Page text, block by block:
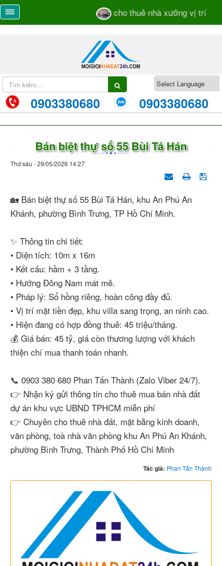
cho thuê nhà xưởng vị trí sát
0903380680 0903380680
Bán biệt thự số 55 Bùi Tá Hán
Thứ sáu - 29/05/2026 14:27
🏡 Bán biệt thự số 55 Bùi Tá Hán, khu An Phú An
Khánh, phường Bình Trưng, TP Hồ Chí Minh.
✨ Thông tin chi tiết:
• Diện tích: 10m x 16m
• Kết cấu: hầm + 3 tầng.
• Hướng Đông Nam mát mẻ.
• Pháp lý: Sổ hồng riêng, hoàn công đầy đủ.
• Vị trí mặt tiền đẹp, khu villa sang trọng, an ninh cao.
• Hiện đang có hợp đồng thuê: 45 triệu/tháng.
💰 Giá bán: 45 tỷ, giá còn thương lượng với khách
thiện chí mua thanh toán nhanh.
📞 0903 380 680 Phan Tấn Thành (Zalo Viber 24/7).
👉 Nhận ký gửi thông tin cho thuê mua bán nhà đất
dự án khu vực UBND TPHCM miễn phí
👉 Chuyên cho thuê nhà đất, mặt bằng kinh doanh,
văn phòng, toà nhà văn phòng khu An Phú An Khánh,
phường Bình Trưng, Thành Phố Hồ Chí Minh
Tác giả: Phan Tấn Thành